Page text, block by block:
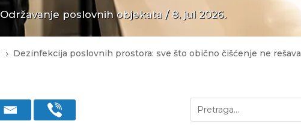
Održavanje poslovnih objekata / 8. jul 2026.
5 Dezinfekcija poslovnih prostora: sve što obično čišćenje ne rešava